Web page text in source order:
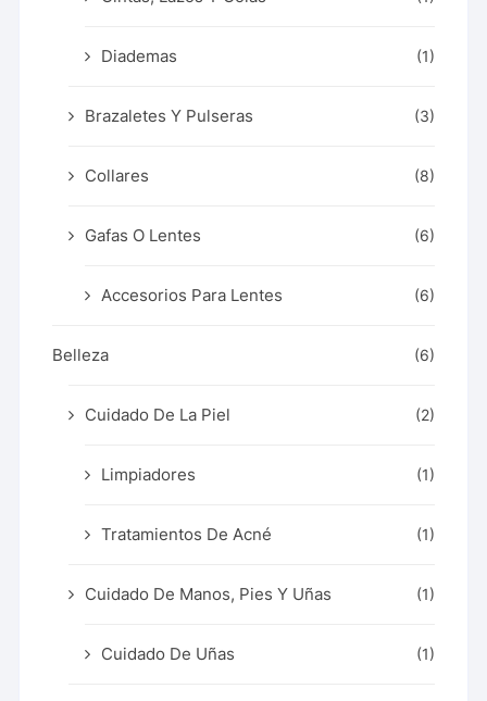
Diademas (1)
Brazaletes Y Pulseras (3)
Collares (8)
Gafas O Lentes (6)
Accesorios Para Lentes (6)
Belleza (6)
Cuidado De La Piel (2)
Limpiadores (1)
Tratamientos De Acné (1)
Cuidado De Manos, Pies Y Uñas (1)
Cuidado De Uñas (1)